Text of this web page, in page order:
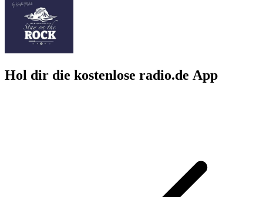
Hol dir die kostenlose radio.de App